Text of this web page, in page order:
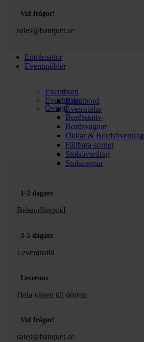
Vid frågor!
sales@banquet.se
Entrémattor
Eventmöbler
Eventbord
Eventbord
Eventstolar
Eventstolar
Övrigt
Bordsstativ
Bordsvagnar
Dukar & Bordsöverdrag
Fällbara scener
Stolsöverdrag
Stolsvagnar
1-2 dagars
Behandlingstid
3-5 dagars
Leveranstid
Leverans
Hela vägen till dörren
Vid frågor!
sales@banquet.se